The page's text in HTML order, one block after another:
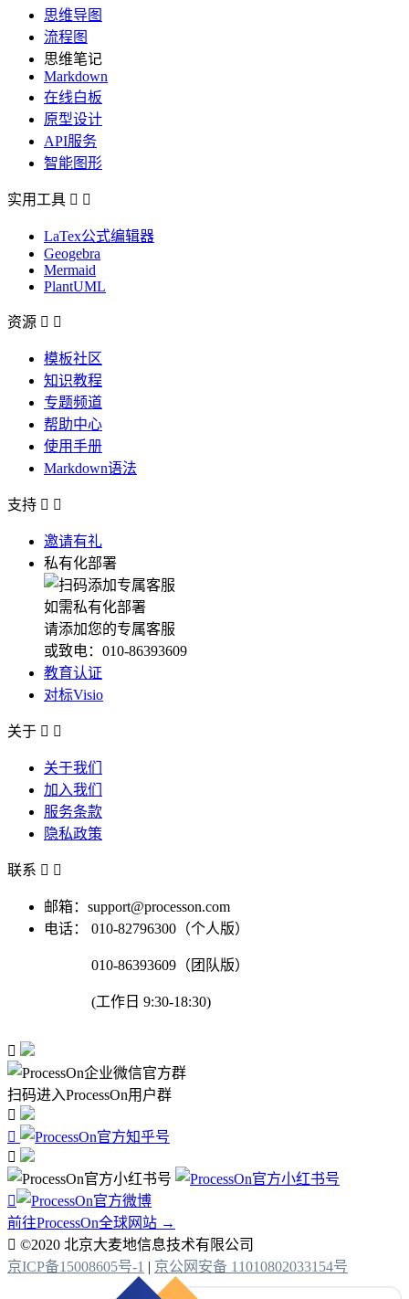
思维导图
流程图
思维笔记
Markdown
在线白板
原型设计
API服务
智能图形
实用工具  
LaTex公式编辑器
Geogebra
Mermaid
PlantUML
资源  
模板社区
知识教程
专题频道
帮助中心
使用手册
Markdown语法
支持  
邀请有礼
私有化部署
如需私有化部署
请添加您的专属客服
或致电：010-86393609
教育认证
对标Visio
关于  
关于我们
加入我们
服务条款
隐私政策
联系  
邮箱：support@processon.com
电话：
010-82796300（个人版）
010-86393609（团队版）
(工作日 9:30-18:30)

扫码进入ProcessOn用户群




前往ProcessOn全球网站 →
 ©2020 北京大麦地信息技术有限公司
京ICP备15008605号-1 | 京公网安备 11010802033154号